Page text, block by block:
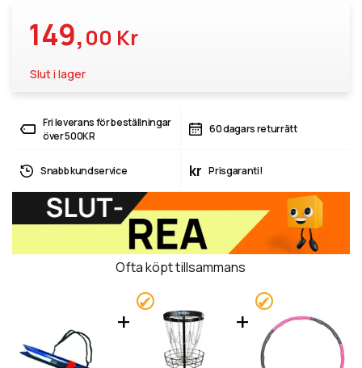
149,00 Kr
Slut i lager
Fri leverans för beställningar
över 500KR
60 dagars returrätt
Snabb kundservice kr Prisgaranti!
Ofta köpt tillsammans